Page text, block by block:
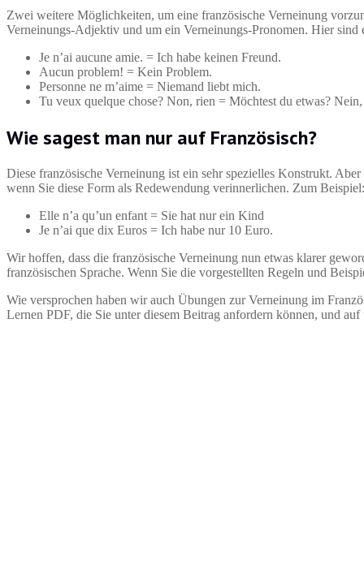
Zwei weitere Möglichkeiten, um eine französische Verneinung
Verneinungs-Adjektiv und um ein Verneinungs-Pronomen. Hier
Je n’ai aucune amie. = Ich habe keinen Freund.
Aucun problem! = Kein Problem.
Personne ne m’aime = Niemand liebt mich.
Tu veux quelque chose? Non, rien = Möchtest du etwas?
Wie sagest man nur auf Französisch?
Diese französische Verneinung ist ein sehr spezielles Konstrukt.
wenn Sie diese Form als Redewendung verinnerlichen. Zum Beispiel:
Elle n’a qu’un enfant = Sie hat nur ein Kind
Je n’ai que dix Euros = Ich habe nur 10 Euro.
Wir hoffen, dass die französische Verneinung nun etwas klarer
französischen Sprache. Wenn Sie die vorgestellten Regeln und
Wie versprochen haben wir auch Übungen zur Verneinung im
Lernen PDF, die Sie unter diesem Beitrag anfordern können, und